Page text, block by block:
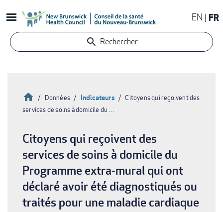
au
contenu
principal
EN FR
Rechercher
d'Ariane
Accueil
Données Indicateurs
Citoyens qui reçoivent des
services de soins à domicile du …
Citoyens qui reçoivent des
services de soins à domicile du
Programme extra-mural qui ont
déclaré avoir été diagnostiqués ou
traités pour une maladie cardiaque